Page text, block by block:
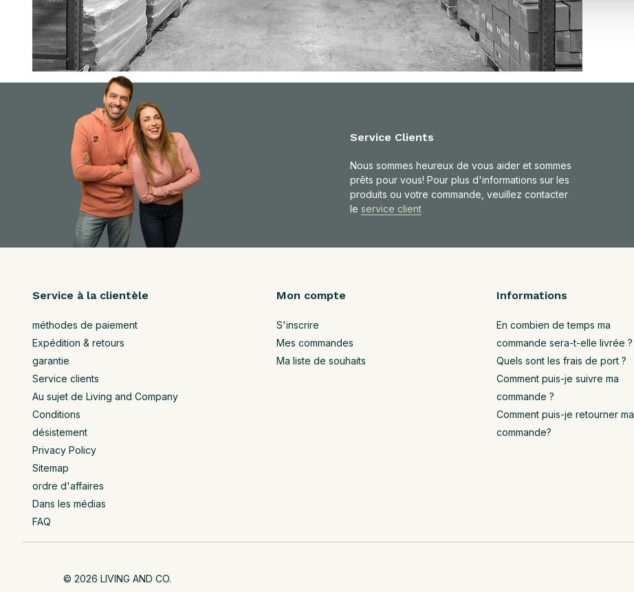
Service Clients
Nous sommes heureux de vous aider et sommes
prêts pour vous! Pour plus d'informations sur les
produits ou votre commande, veuillez contacter
le service client
Service à la clientèle
méthodes de paiement
Expédition & retours
garantie
Service clients
Au sujet de Living and Company
Conditions
désistement
Privacy Policy
Sitemap
ordre d'affaires
Dans les médias
FAQ
Mon compte
S'inscrire
Mes commandes
Ma liste de souhaits
Informations
En combien de temps ma
commande sera-t-elle livrée ?
Quels sont les frais de port ?
Comment puis-je suivre ma
commande ?
Comment puis-je retourner ma
commande?
© 2026 LIVING AND CO.